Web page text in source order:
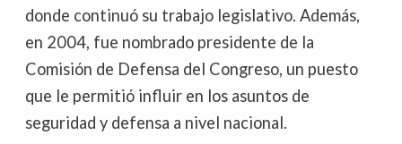
donde continuó su trabajo legislativo. Además,
en 2004, fue nombrado presidente de la
Comisión de Defensa del Congreso, un puesto
que le permitió influir en los asuntos de
seguridad y defensa a nivel nacional.